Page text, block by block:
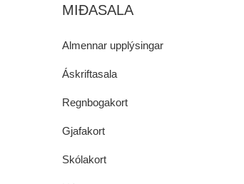
MIÐASALA
Almennar upplýsingar
Áskriftasala
Regnbogakort
Gjafakort
Skólakort